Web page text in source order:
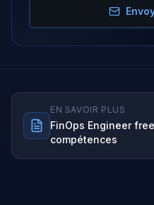
EN SAVOIR PLUS
FinOps Engineer
compétences